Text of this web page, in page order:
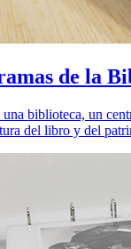
de la
una biblioteca, un
del libro y del